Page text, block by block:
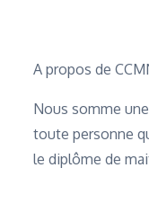
A propos de
Nous somme
toute personne
le diplôme de